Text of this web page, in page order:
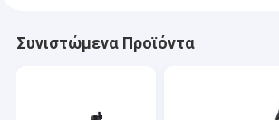
Συνιστώμενα Προϊόντα